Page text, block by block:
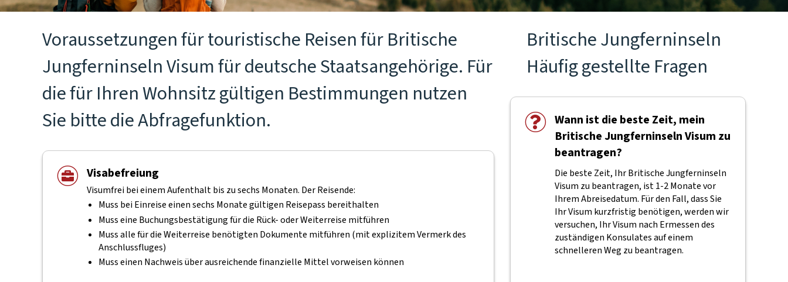
Voraussetzungen für touristische Reisen für Britische
Jungferninseln Visum für deutsche Staatsangehörige. Für
die für Ihren Wohnsitz gültigen Bestimmungen nutzen
Sie bitte die Abfragefunktion.
Visabefreiung
Visumfrei bei einem Aufenthalt bis zu sechs Monaten. Der Reisende:
Muss bei Einreise einen sechs Monate gültigen Reisepass bereithalten
Muss eine Buchungsbestätigung für die Rück- oder Weiterreise mitführen
Muss alle für die Weiterreise benötigten Dokumente mitführen (mit explizitem Vermerk des
Anschlussfluges)
Muss einen Nachweis über ausreichende finanzielle Mittel vorweisen können
Britische Jungferninseln
Häufig gestellte Fragen
Wann ist die beste Zeit, mein
Britische Jungferninseln Visum zu
beantragen?
Die beste Zeit, Ihr Britische Jungferninseln
Visum zu beantragen, ist 1-2 Monate vor
Ihrem Abreisedatum. Für den Fall, dass Sie
Ihr Visum kurzfristig benötigen, werden wir
versuchen, Ihr Visum nach Ermessen des
zuständigen Konsulates auf einem
schnelleren Weg zu beantragen.